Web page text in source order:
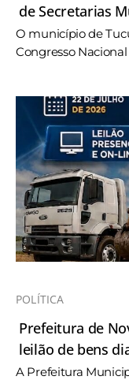
de Secretarias
O município de
Congresso
POLÍTICA
Prefeitura de
leilão de bens
A Prefeitura